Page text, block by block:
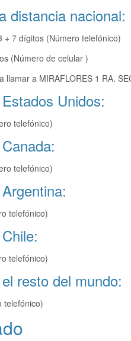
distancia nacional:
+ 7 dígitos (Número telefónico)
(Número de celular )
llamar a MIRAFLORES 1 RA.
Unidos:
telefónico)
telefónico)
telefónico)
telefónico)
resto del mundo:
telefónico)